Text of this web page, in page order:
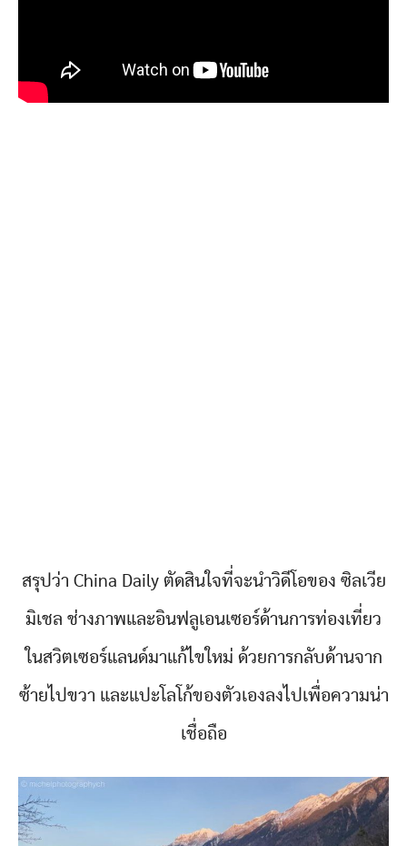
สรุปว่า China Daily ตัดสินใจที่จะนำวิดีโอของ ซิลเวีย
มิเชล ช่างภาพและอินฟลูเอนเซอร์ด้านการท่องเที่ยว
ในสวิตเซอร์แลนด์มาแก้ไขใหม่ ด้วยการกลับด้านจาก
ซ้ายไปขวา และแปะโลโก้ของตัวเองลงไปเพื่อความน่า
เชื่อถือ